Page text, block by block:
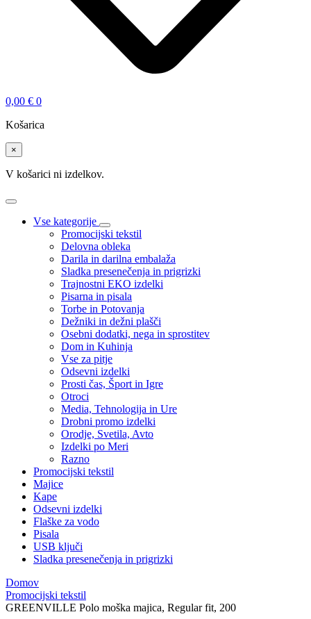
0,00 € 0
Košarica
×
V košarici ni izdelkov.
Vse kategorije
Promocijski tekstil
Delovna obleka
Darila in darilna embalaža
Sladka presenečenja in prigrizki
Trajnostni EKO izdelki
Pisarna in pisala
Torbe in Potovanja
Dežniki in dežni plašči
Osebni dodatki, nega in sprostitev
Dom in Kuhinja
Vse za pitje
Odsevni izdelki
Prosti čas, Šport in Igre
Otroci
Media, Tehnologija in Ure
Drobni promo izdelki
Orodje, Svetila, Avto
Izdelki po Meri
Razno
Promocijski tekstil
Majice
Kape
Odsevni izdelki
Flaške za vodo
Pisala
USB ključi
Sladka presenečenja in prigrizki
Domov
Promocijski tekstil
GREENVILLE Polo moška majica, Regular fit, 200